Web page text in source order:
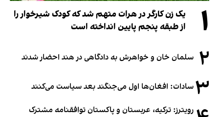
۱
یک زن کارگر در هرات متهم شد که کودک شیرخوار را
از طبقه پنجم پایین انداخته است
۲ سلمان خان و خواهرش به دادگاهی در هند احضار شدند
۳سادات: افغان‌ها اول می‌جنگند بعد سیاست می‌کنند
رویترز: ترکیه، عربستان و پاکستان توافقنامه مشترک